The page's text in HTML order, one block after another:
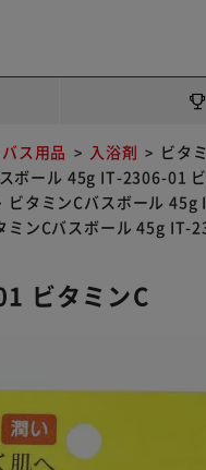
バス用品 入浴剤
ビタ
ボール 45g IT-2306-01
ビタミンCバスボール
ミンCバスボール 45g IT-
ビタミンC